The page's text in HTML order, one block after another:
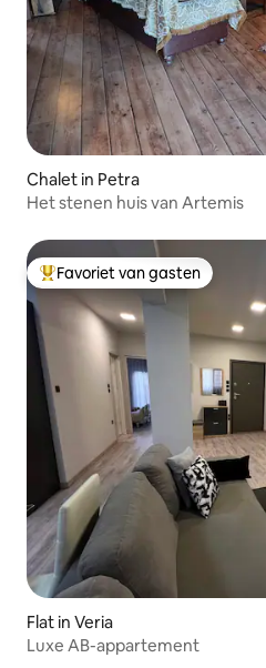
Chalet in Petra
Het stenen huis van Artemis
Topfavoriet van gasten
Favoriet van gasten
Flat in Veria
Luxe AB-appartement